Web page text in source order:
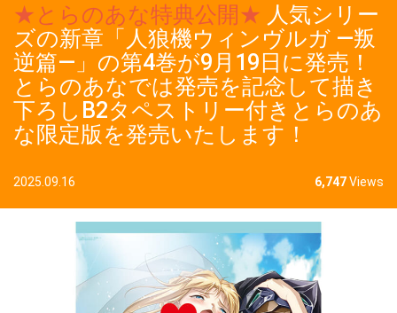
★とらのあな特典公開★ 人気シリー
ズの新章「人狼機ウィンヴルガ ―叛
逆篇―」の第4巻が9月19日に発売！
とらのあなでは発売を記念して描き
下ろしB2タペストリー付きとらのあ
な限定版を発売いたします！
2025.09.16 6,747Views